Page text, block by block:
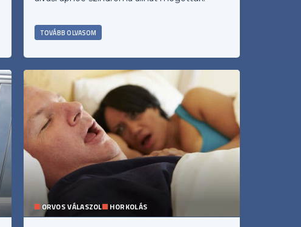
TOVÁBB OLVASOM
ORVOS VÁLASZOL HORKOLÁS